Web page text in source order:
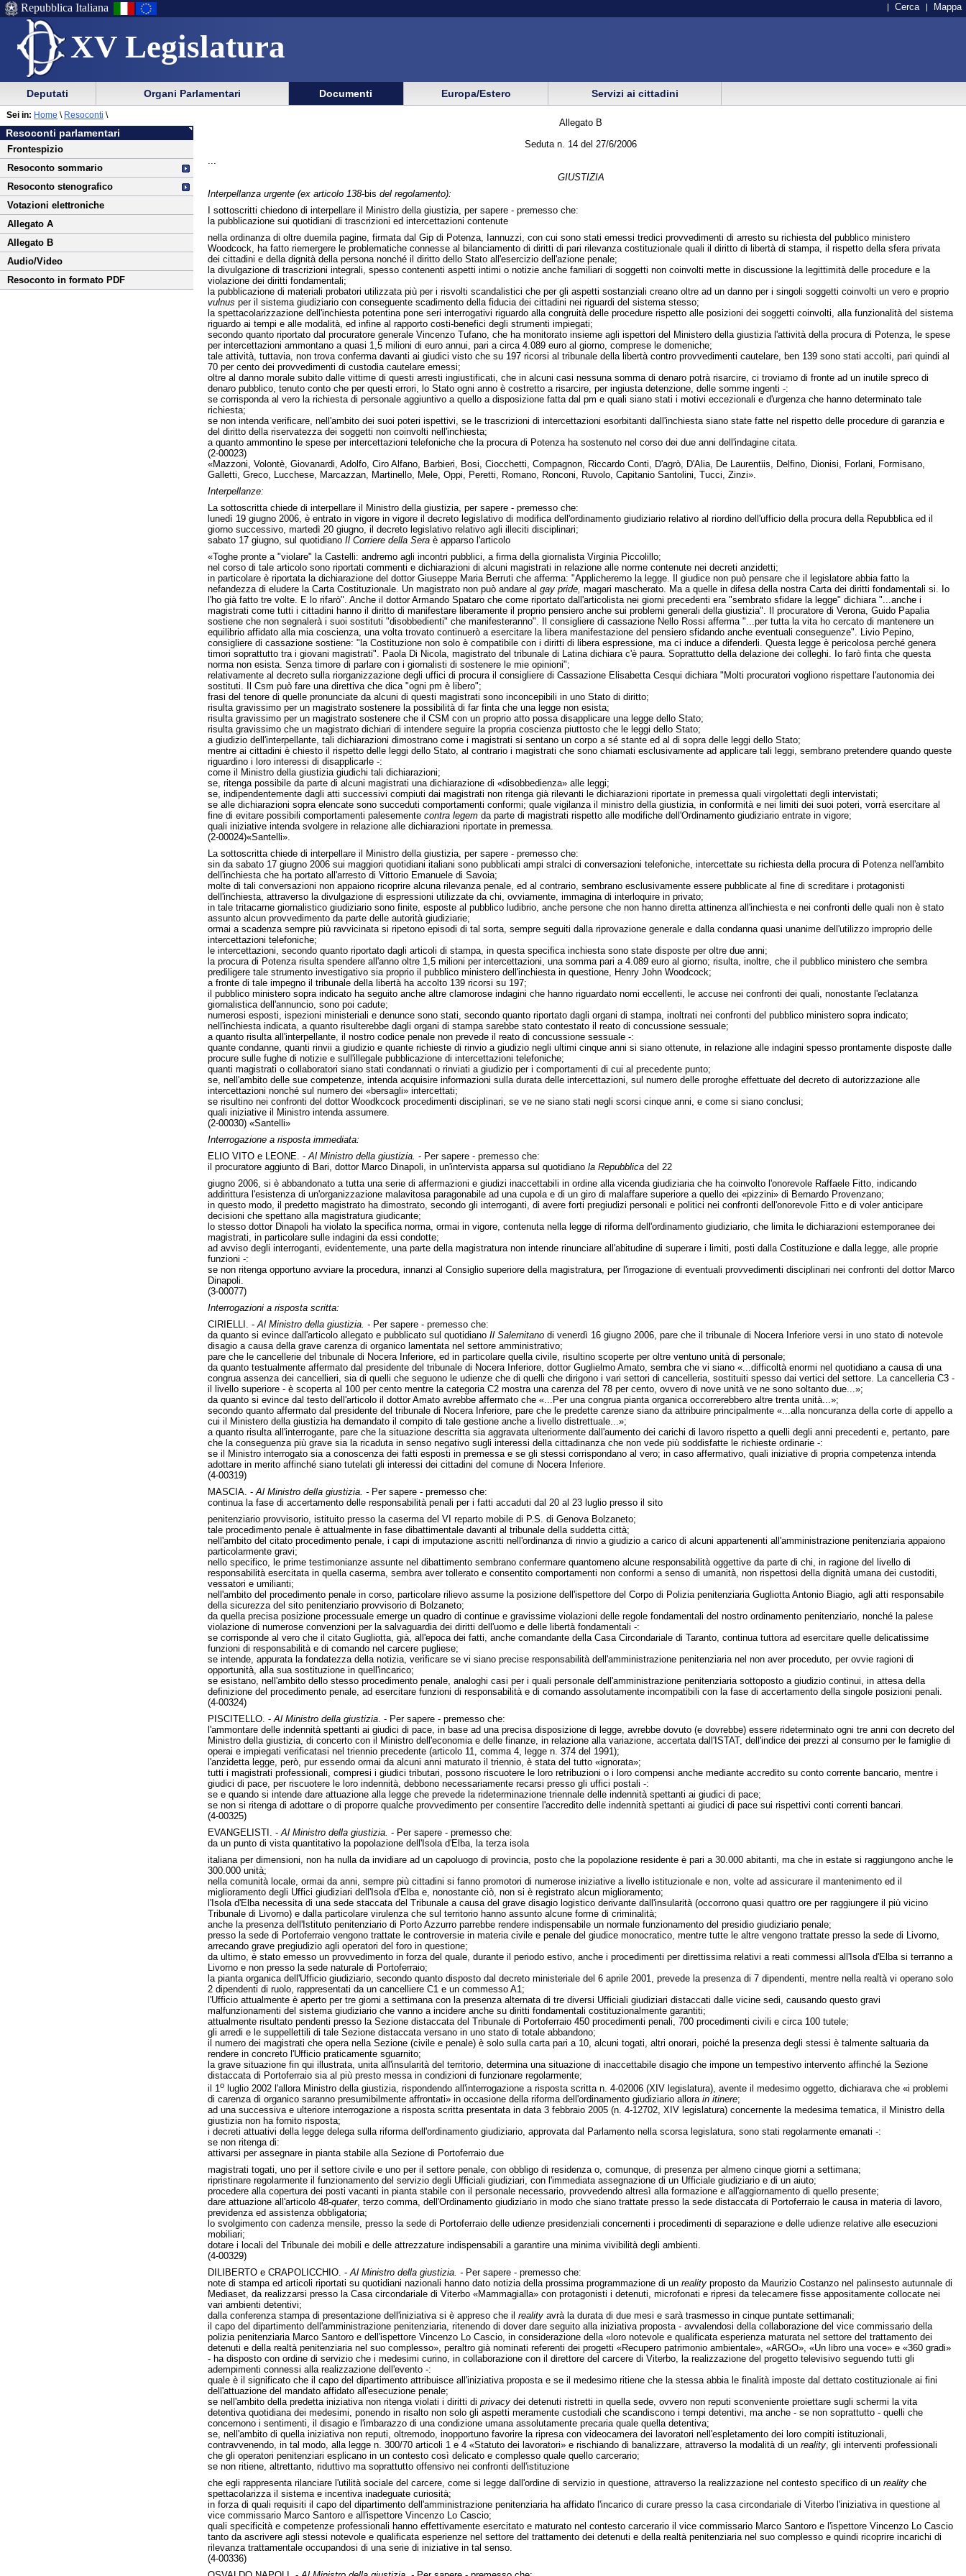
XV Legislatura
Menu
di
ausilio
alla
navigazione
Menu
di
navigazione
principale
Repubblica Italiana Cerca Mappa
Menu
di
navigazione
principale
menu
di
sezione
Deputati Organi Parlamentari Documenti Europa/Estero Servizi ai cittadini
Vai
al
contenuto
Resoconti parlamentari
Frontespizio
Resoconto sommario
Resoconto stenografico
Votazioni elettroniche
Allegato A
Allegato B
Audio/Video
Resoconto in formato PDF
Sei in: Home \ Resoconti \
Allegato B
Seduta n. 14 del 27/6/2006
GIUSTIZIA
Interpellanza urgente (ex articolo 138-bis del regolamento):
I sottoscritti chiedono di interpellare il Ministro della giustizia, per sapere - premesso che:
la pubblicazione sui quotidiani di trascrizioni ed intercettazioni contenute
nella ordinanza di oltre duemila pagine, firmata dal Gip di Potenza, Iannuzzi, con cui sono stati emessi tredici provvedimenti di arresto su richiesta del pubblico ministero
Woodcock, ha fatto riemergere le problematiche connesse al bilanciamento di diritti di pari rilevanza costituzionale quali il diritto di libertà di stampa, il rispetto della sfera privata
dei cittadini e della dignità della persona nonché il diritto dello Stato all'esercizio dell'azione penale;
la divulgazione di trascrizioni integrali, spesso contenenti aspetti intimi o notizie anche familiari di soggetti non coinvolti mette in discussione la legittimità delle procedure e la
violazione dei diritti fondamentali;
la pubblicazione di materiali probatori utilizzata più per i risvolti scandalistici che per gli aspetti sostanziali creano oltre ad un danno per i singoli soggetti coinvolti un vero e proprio
vulnus per il sistema giudiziario con conseguente scadimento della fiducia dei cittadini nei riguardi del sistema stesso;
la spettacolarizzazione dell'inchiesta potentina pone seri interrogativi riguardo alla congruità delle procedure rispetto alle posizioni dei soggetti coinvolti, alla funzionalità del sistema
riguardo ai tempi e alle modalità, ed infine al rapporto costi-benefici degli strumenti impiegati;
secondo quanto riportato dal procuratore generale Vincenzo Tufano, che ha monitorato insieme agli ispettori del Ministero della giustizia l'attività della procura di Potenza, le spese
per intercettazioni ammontano a quasi 1,5 milioni di euro annui, pari a circa 4.089 euro al giorno, comprese le domeniche;
tale attività, tuttavia, non trova conferma davanti ai giudici visto che su 197 ricorsi al tribunale della libertà contro provvedimenti cautelare, ben 139 sono stati accolti, pari quindi al
70 per cento dei provvedimenti di custodia cautelare emessi;
oltre al danno morale subito dalle vittime di questi arresti ingiustificati, che in alcuni casi nessuna somma di denaro potrà risarcire, ci troviamo di fronte ad un inutile spreco di
denaro pubblico, tenuto conto che per questi errori, lo Stato ogni anno è costretto a risarcire, per ingiusta detenzione, delle somme ingenti -:
se corrisponda al vero la richiesta di personale aggiuntivo a quello a disposizione fatta dal pm e quali siano stati i motivi eccezionali e d'urgenza che hanno determinato tale
richiesta;
se non intenda verificare, nell'ambito dei suoi poteri ispettivi, se le trascrizioni di intercettazioni esorbitanti dall'inchiesta siano state fatte nel rispetto delle procedure di garanzia e
del diritto della riservatezza dei soggetti non coinvolti nell'inchiesta;
a quanto ammontino le spese per intercettazioni telefoniche che la procura di Potenza ha sostenuto nel corso dei due anni dell'indagine citata.
(2-00023)
«Mazzoni, Volontè, Giovanardi, Adolfo, Ciro Alfano, Barbieri, Bosi, Ciocchetti, Compagnon, Riccardo Conti, D'agrò, D'Alia, De Laurentiis, Delfino, Dionisi, Forlani, Formisano,
Galletti, Greco, Lucchese, Marcazzan, Martinello, Mele, Oppi, Peretti, Romano, Ronconi, Ruvolo, Capitanio Santolini, Tucci, Zinzi».
Interpellanze:
La sottoscritta chiede di interpellare il Ministro della giustizia, per sapere - premesso che:
lunedì 19 giugno 2006, è entrato in vigore in vigore il decreto legislativo di modifica dell'ordinamento giudiziario relativo al riordino dell'ufficio della procura della Repubblica ed il
giorno successivo, martedì 20 giugno, il decreto legislativo relativo agli illeciti disciplinari;
sabato 17 giugno, sul quotidiano Il Corriere della Seraè apparso l'articolo
«Toghe pronte a "violare" la Castelli: andremo agli incontri pubblici, a firma della giornalista Virginia Piccolillo;
nel corso di tale articolo sono riportati commenti e dichiarazioni di alcuni magistrati in relazione alle norme contenute nei decreti anzidetti;
in particolare è riportata la dichiarazione del dottor Giuseppe Maria Berruti che afferma: "Applicheremo la legge. Il giudice non può pensare che il legislatore abbia fatto la
nefandezza di eludere la Carta Costituzionale. Un magistrato non può andare al gay pride, magari mascherato. Ma a quelle in difesa della nostra Carta dei diritti fondamentali si. Io
l'ho già fatto tre volte. E lo rifarò". Anche il dottor Armando Spataro che come riportato dall'articolista nei giorni precedenti era "sembrato sfidare la legge" dichiara "...anche i
magistrati come tutti i cittadini hanno il diritto di manifestare liberamente il proprio pensiero anche sui problemi generali della giustizia". Il procuratore di Verona, Guido Papalia
sostiene che non segnalerà i suoi sostituti "disobbedienti" che manifesteranno". Il consigliere di cassazione Nello Rossi afferma "...per tutta la vita ho cercato di mantenere un
equilibrio affidato alla mia coscienza, una volta trovato continuerò a esercitare la libera manifestazione del pensiero sfidando anche eventuali conseguenze". Livio Pepino,
consigliere di cassazione sostiene: "la Costituzione non solo è compatibile con i diritti di libera espressione, ma ci induce a difenderli. Questa legge è pericolosa perché genera
timori soprattutto tra i giovani magistrati". Paola Di Nicola, magistrato del tribunale di Latina dichiara c'è paura. Soprattutto della delazione dei colleghi. Io farò finta che questa
norma non esista. Senza timore di parlare con i giornalisti di sostenere le mie opinioni";
relativamente al decreto sulla riorganizzazione degli uffici di procura il consigliere di Cassazione Elisabetta Cesqui dichiara "Molti procuratori vogliono rispettare l'autonomia dei
sostituti. Il Csm può fare una direttiva che dica "ogni pm è libero";
frasi del tenore di quelle pronunciate da alcuni di questi magistrati sono inconcepibili in uno Stato di diritto;
risulta gravissimo per un magistrato sostenere la possibilità di far finta che una legge non esista;
risulta gravissimo per un magistrato sostenere che il CSM con un proprio atto possa disapplicare una legge dello Stato;
risulta gravissimo che un magistrato dichiari di intendere seguire la propria coscienza piuttosto che le leggi dello Stato;
a giudizio dell'interpellante, tali dichiarazioni dimostrano come i magistrati si sentano un corpo a sé stante ed al di sopra delle leggi dello Stato;
mentre ai cittadini è chiesto il rispetto delle leggi dello Stato, al contrario i magistrati che sono chiamati esclusivamente ad applicare tali leggi, sembrano pretendere quando queste
riguardino i loro interessi di disapplicarle -:
come il Ministro della giustizia giudichi tali dichiarazioni;
se, ritenga possibile da parte di alcuni magistrati una dichiarazione di «disobbedienza» alle leggi;
se, indipendentemente dagli atti successivi compiuti dai magistrati non ritenga già rilevanti le dichiarazioni riportate in premessa quali virgolettati degli intervistati;
se alle dichiarazioni sopra elencate sono succeduti comportamenti conformi; quale vigilanza il ministro della giustizia, in conformità e nei limiti dei suoi poteri, vorrà esercitare al
fine di evitare possibili comportamenti palesemente contra legemda parte di magistrati rispetto alle modifiche dell'Ordinamento giudiziario entrate in vigore;
quali iniziative intenda svolgere in relazione alle dichiarazioni riportate in premessa.
(2-00024)«Santelli».
La sottoscritta chiede di interpellare il Ministro della giustizia, per sapere - premesso che:
sin da sabato 17 giugno 2006 sui maggiori quotidiani italiani sono pubblicati ampi stralci di conversazioni telefoniche, intercettate su richiesta della procura di Potenza nell'ambito
dell'inchiesta che ha portato all'arresto di Vittorio Emanuele di Savoia;
molte di tali conversazioni non appaiono ricoprire alcuna rilevanza penale, ed al contrario, sembrano esclusivamente essere pubblicate al fine di screditare i protagonisti
dell'inchiesta, attraverso la divulgazione di espressioni utilizzate da chi, ovviamente, immagina di interloquire in privato;
in tale tritacarne giornalistico giudiziario sono finite, esposte al pubblico ludibrio, anche persone che non hanno diretta attinenza all'inchiesta e nei confronti delle quali non è stato
assunto alcun provvedimento da parte delle autorità giudiziarie;
ormai a scadenza sempre più ravvicinata si ripetono episodi di tal sorta, sempre seguiti dalla riprovazione generale e dalla condanna quasi unanime dell'utilizzo improprio delle
intercettazioni telefoniche;
le intercettazioni, secondo quanto riportato dagli articoli di stampa, in questa specifica inchiesta sono state disposte per oltre due anni;
la procura di Potenza risulta spendere all'anno oltre 1,5 milioni per intercettazioni, una somma pari a 4.089 euro al giorno; risulta, inoltre, che il pubblico ministero che sembra
prediligere tale strumento investigativo sia proprio il pubblico ministero dell'inchiesta in questione, Henry John Woodcock;
a fronte di tale impegno il tribunale della libertà ha accolto 139 ricorsi su 197;
il pubblico ministero sopra indicato ha seguito anche altre clamorose indagini che hanno riguardato nomi eccellenti, le accuse nei confronti dei quali, nonostante l'eclatanza
giornalistica dell'annuncio, sono poi cadute;
numerosi esposti, ispezioni ministeriali e denunce sono stati, secondo quanto riportato dagli organi di stampa, inoltrati nei confronti del pubblico ministero sopra indicato;
nell'inchiesta indicata, a quanto risulterebbe dagli organi di stampa sarebbe stato contestato il reato di concussione sessuale;
a quanto risulta all'interpellante, il nostro codice penale non prevede il reato di concussione sessuale -:
quante condanne, quanti rinvii a giudizio e quante richieste di rinvio a giudizio negli ultimi cinque anni si siano ottenute, in relazione alle indagini spesso prontamente disposte dalle
procure sulle fughe di notizie e sull'illegale pubblicazione di intercettazioni telefoniche;
quanti magistrati o collaboratori siano stati condannati o rinviati a giudizio per i comportamenti di cui al precedente punto;
se, nell'ambito delle sue competenze, intenda acquisire informazioni sulla durata delle intercettazioni, sul numero delle proroghe effettuate del decreto di autorizzazione alle
intercettazioni nonché sul numero dei «bersagli» intercettati;
se risultino nei confronti del dottor Woodkcock procedimenti disciplinari, se ve ne siano stati negli scorsi cinque anni, e come si siano conclusi;
quali iniziative il Ministro intenda assumere.
(2-00030) «Santelli»
Interrogazione a risposta immediata:
ELIO VITO e LEONE. - Al Ministro della giustizia. - Per sapere - premesso che:
il procuratore aggiunto di Bari, dottor Marco Dinapoli, in un'intervista apparsa sul quotidiano la Repubblicadel 22
giugno 2006, si è abbandonato a tutta una serie di affermazioni e giudizi inaccettabili in ordine alla vicenda giudiziaria che ha coinvolto l'onorevole Raffaele Fitto, indicando
addirittura l'esistenza di un'organizzazione malavitosa paragonabile ad una cupola e di un giro di malaffare superiore a quello dei «pizzini» di Bernardo Provenzano;
in questo modo, il predetto magistrato ha dimostrato, secondo gli interroganti, di avere forti pregiudizi personali e politici nei confronti dell'onorevole Fitto e di voler anticipare
decisioni che spettano alla magistratura giudicante;
lo stesso dottor Dinapoli ha violato la specifica norma, ormai in vigore, contenuta nella legge di riforma dell'ordinamento giudiziario, che limita le dichiarazioni estemporanee dei
magistrati, in particolare sulle indagini da essi condotte;
ad avviso degli interroganti, evidentemente, una parte della magistratura non intende rinunciare all'abitudine di superare i limiti, posti dalla Costituzione e dalla legge, alle proprie
funzioni -:
se non ritenga opportuno avviare la procedura, innanzi al Consiglio superiore della magistratura, per l'irrogazione di eventuali provvedimenti disciplinari nei confronti del dottor Marco
Dinapoli.
(3-00077)
Interrogazioni a risposta scritta:
CIRIELLI. - Al Ministro della giustizia. -Per sapere - premesso che:
da quanto si evince dall'articolo allegato e pubblicato sul quotidiano Il Salernitanodi venerdì 16 giugno 2006, pare che il tribunale di Nocera Inferiore versi in uno stato di notevole
disagio a causa della grave carenza di organico lamentata nel settore amministrativo;
pare che le cancellerie del tribunale di Nocera Inferiore, ed in particolare quella civile, risultino scoperte per oltre ventuno unità di personale;
da quanto testualmente affermato dal presidente del tribunale di Nocera Inferiore, dottor Guglielmo Amato, sembra che vi siano «...difficoltà enormi nel quotidiano a causa di una
congrua assenza dei cancellieri, sia di quelli che seguono le udienze che di quelli che dirigono i vari settori di cancelleria, sostituiti spesso dai vertici del settore. La cancelleria C3 -
il livello superiore - è scoperta al 100 per cento mentre la categoria C2 mostra una carenza del 78 per cento, ovvero di nove unità ve ne sono soltanto due...»;
da quanto si evince dal testo dell'articolo il dottor Amato avrebbe affermato che «...Per una congrua pianta organica occorrerebbero altre trenta unità...»;
secondo quanto affermato dal presidente del tribunale di Nocera Inferiore, pare che le predette carenze siano da attribuire principalmente «...alla noncuranza della corte di appello a
cui il Ministero della giustizia ha demandato il compito di tale gestione anche a livello distrettuale...»;
a quanto risulta all'interrogante, pare che la situazione descritta sia aggravata ulteriormente dall'aumento dei carichi di lavoro rispetto a quelli degli anni precedenti e, pertanto, pare
che la conseguenza più grave sia la ricaduta in senso negativo sugli interessi della cittadinanza che non vede più soddisfatte le richieste ordinarie -:
se il Ministro interrogato sia a conoscenza dei fatti esposti in premessa e se gli stessi corrispondano al vero; in caso affermativo, quali iniziative di propria competenza intenda
adottare in merito affinché siano tutelati gli interessi dei cittadini del comune di Nocera Inferiore.
(4-00319)
MASCIA. - Al Ministro della giustizia. -Per sapere - premesso che:
continua la fase di accertamento delle responsabilità penali per i fatti accaduti dal 20 al 23 luglio presso il sito
penitenziario provvisorio, istituito presso la caserma del VI reparto mobile di P.S. di Genova Bolzaneto;
tale procedimento penale è attualmente in fase dibattimentale davanti al tribunale della suddetta città;
nell'ambito del citato procedimento penale, i capi di imputazione ascritti nell'ordinanza di rinvio a giudizio a carico di alcuni appartenenti all'amministrazione penitenziaria appaiono
particolarmente gravi;
nello specifico, le prime testimonianze assunte nel dibattimento sembrano confermare quantomeno alcune responsabilità oggettive da parte di chi, in ragione del livello di
responsabilità esercitata in quella caserma, sembra aver tollerato e consentito comportamenti non conformi a senso di umanità, non rispettosi della dignità umana dei custoditi,
vessatori e umilianti;
nell'ambito del procedimento penale in corso, particolare rilievo assume la posizione dell'ispettore del Corpo di Polizia penitenziaria Gugliotta Antonio Biagio, agli atti responsabile
della sicurezza del sito penitenziario provvisorio di Bolzaneto;
da quella precisa posizione processuale emerge un quadro di continue e gravissime violazioni delle regole fondamentali del nostro ordinamento penitenziario, nonché la palese
violazione di numerose convenzioni per la salvaguardia dei diritti dell'uomo e delle libertà fondamentali -:
se corrisponde al vero che il citato Gugliotta, già, all'epoca dei fatti, anche comandante della Casa Circondariale di Taranto, continua tuttora ad esercitare quelle delicatissime
funzioni di responsabilità e di comando nel carcere pugliese;
se intende, appurata la fondatezza della notizia, verificare se vi siano precise responsabilità dell'amministrazione penitenziaria nel non aver proceduto, per ovvie ragioni di
opportunità, alla sua sostituzione in quell'incarico;
se esistano, nell'ambito dello stesso procedimento penale, analoghi casi per i quali personale dell'amministrazione penitenziaria sottoposto a giudizio continui, in attesa della
definizione del procedimento penale, ad esercitare funzioni di responsabilità e di comando assolutamente incompatibili con la fase di accertamento della singole posizioni penali.
(4-00324)
PISCITELLO. - Al Ministro della giustizia. - Per sapere - premesso che:
l'ammontare delle indennità spettanti ai giudici di pace, in base ad una precisa disposizione di legge, avrebbe dovuto (e dovrebbe) essere rideterminato ogni tre anni con decreto del
Ministro della giustizia, di concerto con il Ministro dell'economia e delle finanze, in relazione alla variazione, accertata dall'ISTAT, dell'indice dei prezzi al consumo per le famiglie di
operai e impiegati verificatasi nel triennio precedente (articolo 11, comma 4, legge n. 374 del 1991);
l'anzidetta legge, però, pur essendo ormai da alcuni anni maturato il triennio, è stata del tutto «ignorata»;
tutti i magistrati professionali, compresi i giudici tributari, possono riscuotere le loro retribuzioni o i loro compensi anche mediante accredito su conto corrente bancario, mentre i
giudici di pace, per riscuotere le loro indennità, debbono necessariamente recarsi presso gli uffici postali -:
se e quando si intende dare attuazione alla legge che prevede la rideterminazione triennale delle indennità spettanti ai giudici di pace;
se non si ritenga di adottare o di proporre qualche provvedimento per consentire l'accredito delle indennità spettanti ai giudici di pace sui rispettivi conti correnti bancari.
(4-00325)
EVANGELISTI. - Al Ministro della giustizia. - Per sapere - premesso che:
da un punto di vista quantitativo la popolazione dell'Isola d'Elba, la terza isola
italiana per dimensioni, non ha nulla da invidiare ad un capoluogo di provincia, posto che la popolazione residente è pari a 30.000 abitanti, ma che in estate si raggiungono anche le
300.000 unità;
nella comunità locale, ormai da anni, sempre più cittadini si fanno promotori di numerose iniziative a livello istituzionale e non, volte ad assicurare il mantenimento ed il
miglioramento degli Uffici giudiziari dell'Isola d'Elba e, nonostante ciò, non si è registrato alcun miglioramento;
l'Isola d'Elba necessita di una sede staccata del Tribunale a causa del grave disagio logistico derivante dall'insularità (occorrono quasi quattro ore per raggiungere il più vicino
Tribunale di Livorno) e dalla particolare virulenza che sul territorio hanno assunto alcune forme di criminalità;
anche la presenza dell'Istituto penitenziario di Porto Azzurro parrebbe rendere indispensabile un normale funzionamento del presidio giudiziario penale;
presso la sede di Portoferraio vengono trattate le controversie in materia civile e penale del giudice monocratico, mentre tutte le altre vengono trattate presso la sede di Livorno,
arrecando grave pregiudizio agli operatori del foro in questione;
da ultimo, è stato emesso un provvedimento in forza del quale, durante il periodo estivo, anche i procedimenti per direttissima relativi a reati commessi all'Isola d'Elba si terranno a
Livorno e non presso la sede naturale di Portoferraio;
la pianta organica dell'Ufficio giudiziario, secondo quanto disposto dal decreto ministeriale del 6 aprile 2001, prevede la presenza di 7 dipendenti, mentre nella realtà vi operano solo
2 dipendenti di ruolo, rappresentati da un cancelliere C1 e un commesso A1;
l'Ufficio attualmente è aperto per tre giorni a settimana con la presenza alternata di tre diversi Ufficiali giudiziari distaccati dalle vicine sedi, causando questo gravi
malfunzionamenti del sistema giudiziario che vanno a incidere anche su diritti fondamentali costituzionalmente garantiti;
attualmente risultato pendenti presso la Sezione distaccata del Tribunale di Portoferraio 450 procedimenti penali, 700 procedimenti civili e circa 100 tutele;
gli arredi e le suppellettili di tale Sezione distaccata versano in uno stato di totale abbandono;
il numero dei magistrati che opera nella Sezione (civile e penale) è solo sulla carta pari a 10, alcuni togati, altri onorari, poiché la presenza degli stessi è talmente saltuaria da
rendere in concreto l'Ufficio praticamente sguarnito;
la grave situazione fin qui illustrata, unita all'insularità del territorio, determina una situazione di inaccettabile disagio che impone un tempestivo intervento affinché la Sezione
distaccata di Portoferraio sia al più presto messa in condizioni di funzionare regolarmente;
il 1 oluglio 2002 l'allora Ministro della giustizia, rispondendo all'interrogazione a risposta scritta n. 4-02006 (XIV legislatura), avente il medesimo oggetto, dichiarava che «i problemi
di carenza di organico saranno presumibilmente affrontati» in occasione della riforma dell'ordinamento giudiziario allora in itinere;
ad una successiva e ulteriore interrogazione a risposta scritta presentata in data 3 febbraio 2005 (n. 4-12702, XIV legislatura) concernente la medesima tematica, il Ministro della
giustizia non ha fornito risposta;
i decreti attuativi della legge delega sulla riforma dell'ordinamento giudiziario, approvata dal Parlamento nella scorsa legislatura, sono stati regolarmente emanati -:
se non ritenga di:
attivarsi per assegnare in pianta stabile alla Sezione di Portoferraio due
magistrati togati, uno per il settore civile e uno per il settore penale, con obbligo di residenza o, comunque, di presenza per almeno cinque giorni a settimana;
ripristinare regolarmente il funzionamento del servizio degli Ufficiali giudiziari, con l'immediata assegnazione di un Ufficiale giudiziario e di un aiuto;
procedere alla copertura dei posti vacanti in pianta stabile con il personale necessario, provvedendo altresì alla formazione e all'aggiornamento di quello presente;
dare attuazione all'articolo 48-quater, terzo comma, dell'Ordinamento giudiziario in modo che siano trattate presso la sede distaccata di Portoferraio le causa in materia di lavoro,
previdenza ed assistenza obbligatoria;
lo svolgimento con cadenza mensile, presso la sede di Portoferraio delle udienze presidenziali concernenti i procedimenti di separazione e delle udienze relative alle esecuzioni
mobiliari;
dotare i locali del Tribunale dei mobili e delle attrezzature indispensabili a garantire una minima vivibilità degli ambienti.
(4-00329)
DILIBERTO e CRAPOLICCHIO. - Al Ministro della giustizia. -Per sapere - premesso che:
note di stampa ed articoli riportati su quotidiani nazionali hanno dato notizia della prossima programmazione di un realityproposto da Maurizio Costanzo nel palinsesto autunnale di
Mediaset, da realizzarsi presso la Casa circondariale di Viterbo «Mammagialla» con protagonisti i detenuti, microfonati e ripresi da telecamere fisse appositamente collocate nei
vari ambienti detentivi;
dalla conferenza stampa di presentazione dell'iniziativa si è appreso che il realityavrà la durata di due mesi e sarà trasmesso in cinque puntate settimanali;
il capo del dipartimento dell'amministrazione penitenziaria, ritenendo di dover dare seguito alla iniziativa proposta - avvalendosi della collaborazione del vice commissario della
polizia penitenziaria Marco Santoro e dell'ispettore Vincenzo Lo Cascio, in considerazione della «loro notevole e qualificata esperienza maturata nel settore del trattamento dei
detenuti e della realtà penitenziaria nel suo complesso», peraltro già nominati referenti dei progetti «Recupero patrimonio ambientale», «ARGO», «Un libro una voce» e «360 gradi»
- ha disposto con ordine di servizio che i medesimi curino, in collaborazione con il direttore del carcere di Viterbo, la realizzazione del progetto televisivo seguendo tutti gli
adempimenti connessi alla realizzazione dell'evento -:
quale è il significato che il capo del dipartimento attribuisce all'iniziativa proposta e se il medesimo ritiene che la stessa abbia le finalità imposte dal dettato costituzionale ai fini
dell'attuazione del mandato affidato all'esecuzione penale;
se nell'ambito della predetta iniziativa non ritenga violati i diritti di privacydei detenuti ristretti in quella sede, ovvero non reputi sconveniente proiettare sugli schermi la vita
detentiva quotidiana dei medesimi, ponendo in risalto non solo gli aspetti meramente custodiali che scandiscono i tempi detentivi, ma anche - se non soprattutto - quelli che
concernono i sentimenti, il disagio e l'imbarazzo di una condizione umana assolutamente precaria quale quella detentiva;
se, nell'ambito di quella iniziativa non reputi, oltremodo, inopportuno favorire la ripresa con videocamera dei lavoratori nell'espletamento dei loro compiti istituzionali,
contravvenendo, in tal modo, alla legge n. 300/70 articoli 1 e 4 «Statuto dei lavoratori» e rischiando di banalizzare, attraverso la modalità di un reality, gli interventi professionali
che gli operatori penitenziari esplicano in un contesto così delicato e complesso quale quello carcerario;
se non ritiene, altrettanto, riduttivo ma soprattutto offensivo nei confronti dell'istituzione
che egli rappresenta rilanciare l'utilità sociale del carcere, come si legge dall'ordine di servizio in questione, attraverso la realizzazione nel contesto specifico di un realityche
spettacolarizza il sistema e incentiva inadeguate curiosità;
in forza di quali requisiti il capo del dipartimento dell'amministrazione penitenziaria ha affidato l'incarico di curare presso la casa circondariale di Viterbo l'iniziativa in questione al
vice commissario Marco Santoro e all'ispettore Vincenzo Lo Cascio;
quali specificità e competenze professionali hanno effettivamente esercitato e maturato nel contesto carcerario il vice commissario Marco Santoro e l'ispettore Vincenzo Lo Cascio
tanto da ascrivere agli stessi notevole e qualificata esperienze nel settore del trattamento dei detenuti e della realtà penitenziaria nel suo complesso e quindi ricoprire incarichi di
rilevanza trattamentale occupandosi di una serie di iniziative in tal senso.
(4-00336)